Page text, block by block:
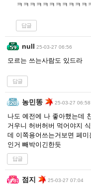
ㅋㅋㅋㅋㅋㅋㅋㅋㅋㅋㅋ
답글
null 25-03-27 06:56
모르는 쓰는사람도 있드라
답글
농민똥 25-03-27 06:58
나도 예전에 나 좋아했는데
거우니 허버허버 먹어야지
데 이쪽용어쓰는거보면 페
인거 빼박이긴한듯
답글
점지 25-03-27 07:04